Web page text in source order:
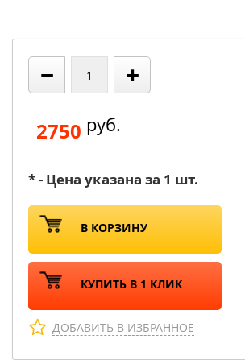
− +
2750 руб.
* - Цена указана за 1 шт.
В КОРЗИНУ
КУПИТЬ В 1 КЛИК
ДОБАВИТЬ В ИЗБРАННОЕ